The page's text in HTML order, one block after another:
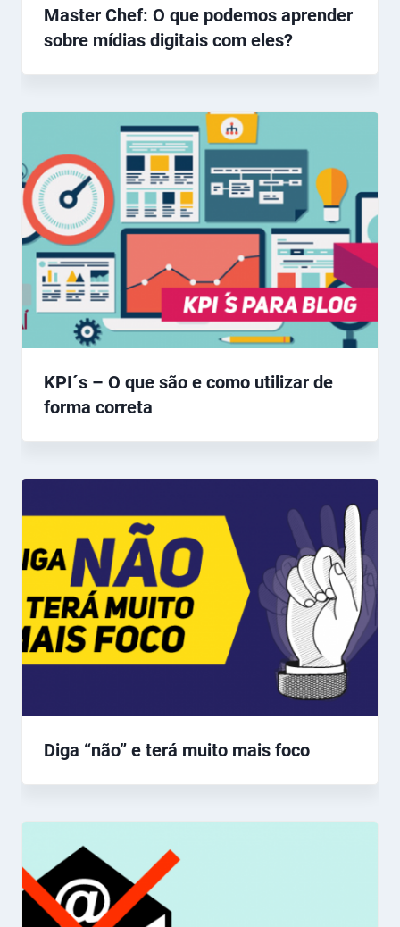
Master Chef: O que podemos aprender
sobre mídias digitais com eles?
KPI´s – O que são e como utilizar de
forma correta
Diga “não” e terá muito mais foco